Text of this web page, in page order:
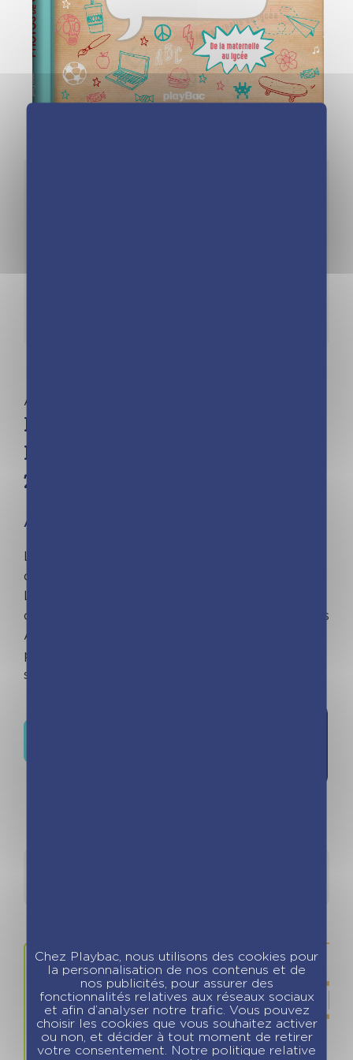
Albums photos
Mon album photos de classe –
De la maternelle au lycée –
2026
À partir de 2 ans
L'album de photos classe indispensable pour
conserver tous les souvenirs de sa scolarité !
Les photos de classe, les noms des copains et
copines, des profs, les dessins et les petits mots
Autant de trésors à conserver dans cet album
pour se souvenir des meilleurs moments de sa
scolarité.
Chez Playbac, nous utilisons des cookies pour
la personnalisation de nos contenus et de
nos publicités, pour assurer des
fonctionnalités relatives aux réseaux sociaux
et afin d’analyser notre trafic. Vous pouvez
choisir les cookies que vous souhaitez activer
ou non, et décider à tout moment de retirer
votre consentement. Notre politique relative